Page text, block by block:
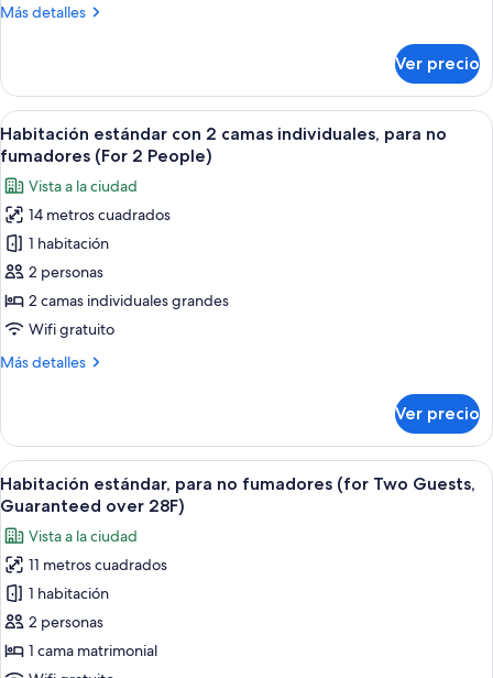
fumadores
Guests)
Más detalles
Más
estándar,
para
no
fumadores
Two
Guests)
Ver precio
Abrir
todas
las
fotos
de
Habitación
estándar
con
2
individuales,
fumadores
(For
2
People)
Edredón, escritorio y espacio para
30
Habitación estándar con 2 camas individuales, para no
fumadores (For 2 People)
Vista a la ciudad
14 metros cuadrados
1 habitación
2 personas
2 camas individuales grandes
Wifi gratuito
Más detalles
Más
estándar
con
2
camas
para
no
fumadores
(For
2
Ver precio
Abrir
todas
las
fotos
de
Habitación
estándar,
para
Una habitación de hotel con cama,
30
Habitación estándar, para no fumadores (for Two Guests,
Guaranteed over 28F)
Vista a la ciudad
11 metros cuadrados
1 habitación
2 personas
1 cama matrimonial